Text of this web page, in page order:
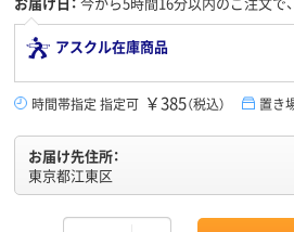
アスクル在庫商品
時間帯指定 指定可 ￥385（税込） 置き
お届け先住所：
東京都江東区